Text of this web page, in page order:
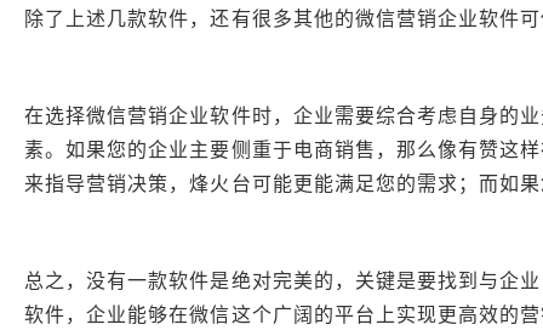
除了上述几款软件，还有很多其他的微信营销企业软件
在选择微信营销企业软件时，企业需要综合考虑自身的
素。如果您的企业主要侧重于电商销售，那么像有赞这
来指导营销决策，烽火台可能更能满足您的需求；而如
总之，没有一款软件是绝对完美的，关键是要找到与企
软件，企业能够在微信这个广阔的平台上实现更高效的